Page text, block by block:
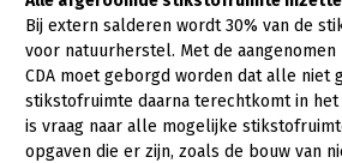
Platteland en omgeving
Mens, ondernemerschap en
Internationaal
Bij extern salderen wordt 30% van de
voor natuurherstel. Met de aangenomen
CDA moet geborgd worden dat alle niet
stikstofruimte daarna terechtkomt in
is vraag naar alle mogelijke
opgaven die er zijn, zoals de bouw van